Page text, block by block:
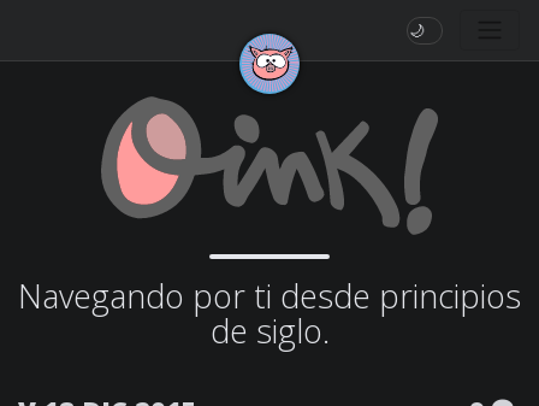
🌙
Navegando por ti desde principios
de siglo.